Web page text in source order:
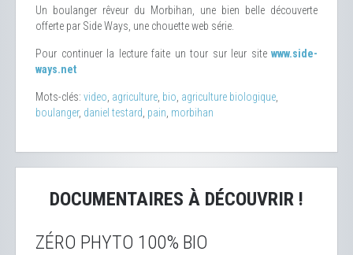
Un boulanger rêveur du Morbihan, une bien belle découverte
offerte par Side Ways, une chouette web série.
Pour continuer la lecture faite un tour sur leur site www.side-
ways.net
Mots-clés: video, agriculture, bio, agriculture biologique,
boulanger, daniel testard, pain, morbihan
DOCUMENTAIRES À DÉCOUVRIR !
ZÉRO PHYTO 100% BIO